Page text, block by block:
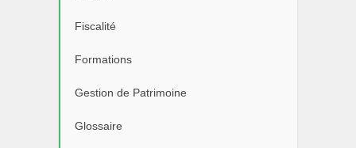
Fiscalité
Formations
Gestion de Patrimoine
Glossaire